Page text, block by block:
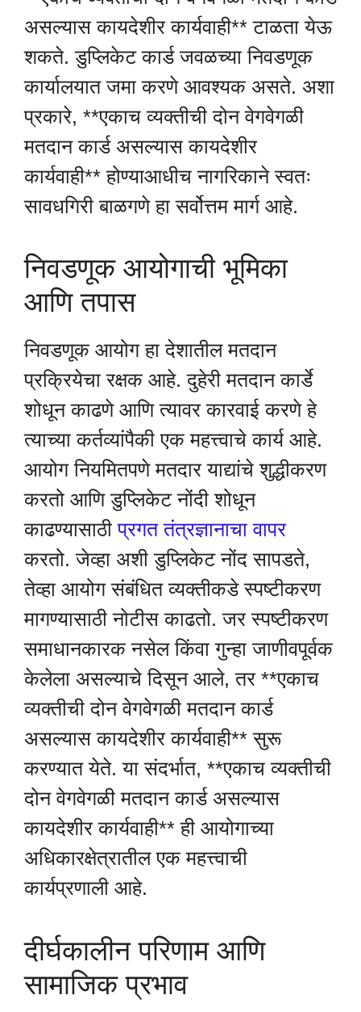
असल्यास कायदेशीर कार्यवाही** टाळता येऊ
शकते. डुप्लिकेट कार्ड जवळच्या निवडणूक
कार्यालयात जमा करणे आवश्यक असते. अशा
प्रकारे, **एकाच व्यक्तीची दोन वेगवेगळी
मतदान कार्ड असल्यास कायदेशीर
कार्यवाही** होण्याआधीच नागरिकाने स्वतः
सावधगिरी बाळगणे हा सर्वोत्तम मार्ग आहे.
निवडणूक आयोगाची भूमिका
आणि तपास
निवडणूक आयोग हा देशातील मतदान
प्रक्रियेचा रक्षक आहे. दुहेरी मतदान कार्डे
शोधून काढणे आणि त्यावर कारवाई करणे हे
त्याच्या कर्तव्यांपैकी एक महत्त्वाचे कार्य आहे.
आयोग नियमितपणे मतदार याद्यांचे शुद्धीकरण
करतो आणि डुप्लिकेट नोंदी शोधून
काढण्यासाठीप्रगत तंत्रज्ञानाचा वापर
करतो. जेव्हा अशी डुप्लिकेट नोंद सापडते,
तेव्हा आयोग संबंधित व्यक्तीकडे स्पष्टीकरण
मागण्यासाठी नोटीस काढतो. जर स्पष्टीकरण
समाधानकारक नसेल किंवा गुन्हा जाणीवपूर्वक
केलेला असल्याचे दिसून आले, तर **एकाच
व्यक्तीची दोन वेगवेगळी मतदान कार्ड
असल्यास कायदेशीर कार्यवाही** सुरू
करण्यात येते. या संदर्भात, **एकाच व्यक्तीची
दोन वेगवेगळी मतदान कार्ड असल्यास
कायदेशीर कार्यवाही** ही आयोगाच्या
अधिकारक्षेत्रातील एक महत्त्वाची
कार्यप्रणाली आहे.
दीर्घकालीन परिणाम आणि
सामाजिक प्रभाव